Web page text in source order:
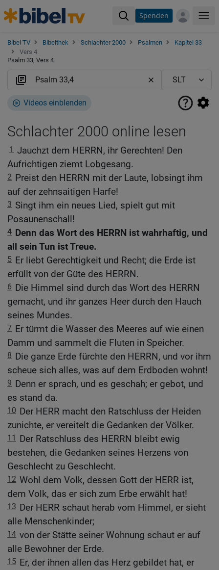
Spenden
Bibel TV Bibelthek Schlachter 2000 Psalmen
Kapitel 33
Vers 4
Psalm 33, Vers 4
Videos einblenden
Schlachter 2000 online lesen
1 Jauchzt dem HERRN, ihr Gerechten! Den
Aufrichtigen ziemt Lobgesang.
2 Preist den HERRN mit der Laute, lobsingt ihm
auf der zehnsaitigen Harfe!
3 Singt ihm ein neues Lied, spielt gut mit
Posaunenschall!
4 Denn das Wort des HERRN ist wahrhaftig, und
all sein Tun ist Treue.
5 Er liebt Gerechtigkeit und Recht; die Erde ist
erfüllt von der Güte des HERRN.
6 Die Himmel sind durch das Wort des HERRN
gemacht, und ihr ganzes Heer durch den Hauch
seines Mundes.
7 Er türmt die Wasser des Meeres auf wie einen
Damm und sammelt die Fluten in Speicher.
8 Die ganze Erde fürchte den HERRN, und vor ihm
scheue sich alles, was auf dem Erdboden wohnt!
9 Denn er sprach, und es geschah; er gebot, und
es stand da.
10 Der HERR macht den Ratschluss der Heiden
zunichte, er vereitelt die Gedanken der Völker.
11 Der Ratschluss des HERRN bleibt ewig
bestehen, die Gedanken seines Herzens von
Geschlecht zu Geschlecht.
12 Wohl dem Volk, dessen Gott der HERR ist,
dem Volk, das er sich zum Erbe erwählt hat!
13 Der HERR schaut herab vom Himmel, er sieht
alle Menschenkinder;
14 von der Stätte seiner Wohnung schaut er auf
alle Bewohner der Erde.
15 Er, der ihnen allen das Herz gebildet hat, er